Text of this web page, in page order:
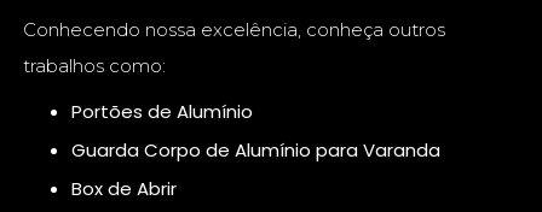
Conhecendo nossa excelência, conheça outros
trabalhos como:
Portões de Alumínio
Guarda Corpo de Alumínio para Varanda
Box de Abrir